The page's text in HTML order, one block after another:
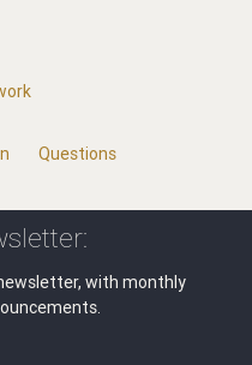
Questions
with monthly